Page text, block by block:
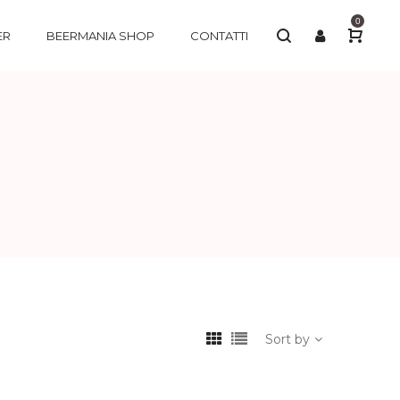
BEERMANIA SHOP CONTATTI
0
Sort by